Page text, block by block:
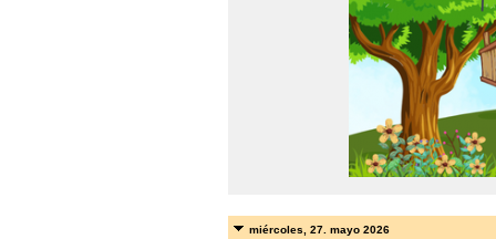
miércoles, 27. mayo 2026